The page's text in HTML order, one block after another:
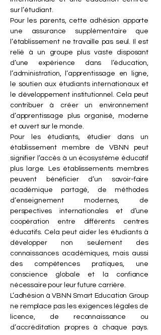
sur l’étudiant.
Pour les parents, cette adhésion apporte
une assurance supplémentaire que
l’établissement ne travaille pas seul. Il est
relié à un groupe plus vaste disposant
d’une expérience dans l’éducation,
l’administration, l’apprentissage en ligne,
le soutien aux étudiants internationaux et
le développement institutionnel. Cela peut
contribuer à créer un environnement
d’apprentissage plus organisé, moderne
et ouvert sur le monde.
Pour les étudiants, étudier dans un
établissement membre de VBNN peut
signifier l’accès à un écosystème éducatif
plus large. Les établissements membres
peuvent bénéficier d’un savoir-faire
académique partagé, de méthodes
d’enseignement modernes, de
perspectives internationales et d’une
coopération entre différents centres
éducatifs. Cela peut aider les étudiants à
développer non seulement des
connaissances académiques, mais aussi
des compétences pratiques, une
conscience globale et la confiance
nécessaire pour leur future carrière.
L’adhésion à VBNN Smart Education Group
ne remplace pas les exigences légales de
licence, de reconnaissance ou
d’accréditation propres à chaque pays.